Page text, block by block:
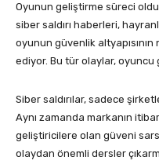
Oyunun geliştirme süreci
siber saldırı haberleri,
oyunun güvenlik
ediyor. Bu tür olaylar,
Siber saldırılar, sadece
Aynı zamanda markanın
geliştiricilere olan güveni
olaydan önemli dersler